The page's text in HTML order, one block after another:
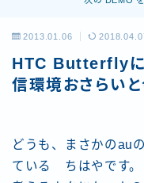
デモプリセット記事
デモプリセット記事
プライバシーポリシー
プライバシーポリシー
有料記事の決済完了
特定商取引法に基づく
2013.01.06
HTC Butterflyに
信環境おさらい
どうも、まさかのauの
ている ちはやです。